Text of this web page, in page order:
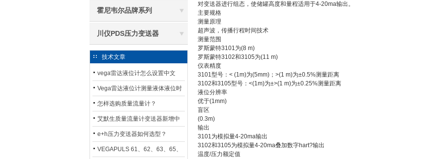
霍尼韦尔品牌系列
川仪PDS压力变送器
技术文章
vega雷达液位计怎么设置中文
Vega雷达液位计测量液体液位时
应如何选型？
怎样选购质量流量计？
艾默生质量流量计变送器新增中
文显示选项，操作更便捷
e+h压力变送器如何选型？
VEGAPULS 61、62、63、65、
对变送器进行组态，使储罐高度和量程适用于4-20ma输出。
主要规格
测量原理
超声波，传播行程时间技术
测量范围
罗斯蒙特3101为(8 m)
罗斯蒙特3102和3105为(11 m)
仪表精度
3101型号：< (1m)为(5mm)；>(1 m)为±0.5%测量距离
3102和3105型号：<(1m)为±>(1 m)为±0.25%测量距离
液位分辨率
优于(1mm)
盲区
(0.3m)
输出
3101为模拟量4-20ma输出
3102和3105为模拟量4-20ma叠加数字hart?输出
温度/压力额定值